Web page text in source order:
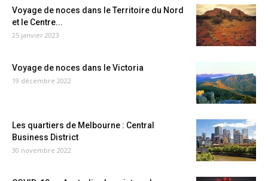
Voyage de noces dans le Territoire du Nord
et le Centre...
25 janvier 2023
Voyage de noces dans le Victoria
19 décembre 2022
Les quartiers de Melbourne : Central
Business District
30 novembre 2022